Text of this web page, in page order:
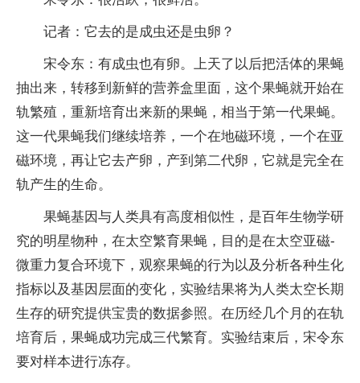
记者：它去的是成虫还是虫卵？
宋令东：有成虫也有卵。上天了以后把活体的果蝇
抽出来，转移到新鲜的营养盒里面，这个果蝇就开始在
轨繁殖，重新培育出来新的果蝇，相当于第一代果蝇。
这一代果蝇我们继续培养，一个在地磁环境，一个在亚
磁环境，再让它去产卵，产到第二代卵，它就是完全在
轨产生的生命。
果蝇基因与人类具有高度相似性，是百年生物学研
究的明星物种，在太空繁育果蝇，目的是在太空亚磁-
微重力复合环境下，观察果蝇的行为以及分析各种生化
指标以及基因层面的变化，实验结果将为人类太空长期
生存的研究提供宝贵的数据参照。在历经几个月的在轨
培育后，果蝇成功完成三代繁育。实验结束后，宋令东
要对样本进行冻存。